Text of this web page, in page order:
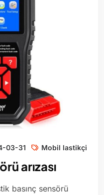
03-31 Mobil lastikçi
arızası
basınç sensörü